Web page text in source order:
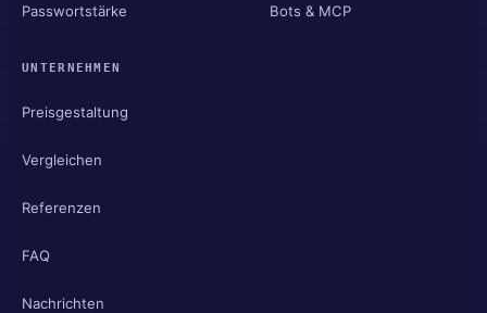
Passwortstärke Bots & MCP
UNTERNEHMEN
Preisgestaltung
Vergleichen
Referenzen
FAQ
Nachrichten